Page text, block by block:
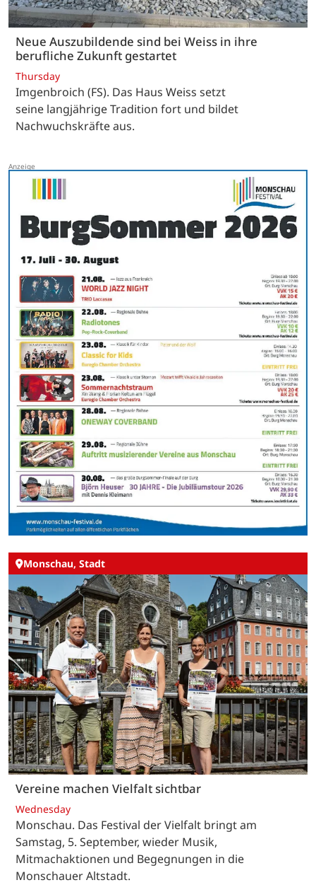
Neue Auszubildende sind bei Weiss in ihre
berufliche Zukunft gestartet
Thursday
Imgenbroich (FS). Das Haus Weiss setzt
seine langjährige Tradition fort und bildet
Nachwuchskräfte aus.
Monschau, Stadt
Vereine machen Vielfalt sichtbar
Wednesday
Monschau. Das Festival der Vielfalt bringt am
Samstag, 5. September, wieder Musik,
Mitmachaktionen und Begegnungen in die
Monschauer Altstadt.